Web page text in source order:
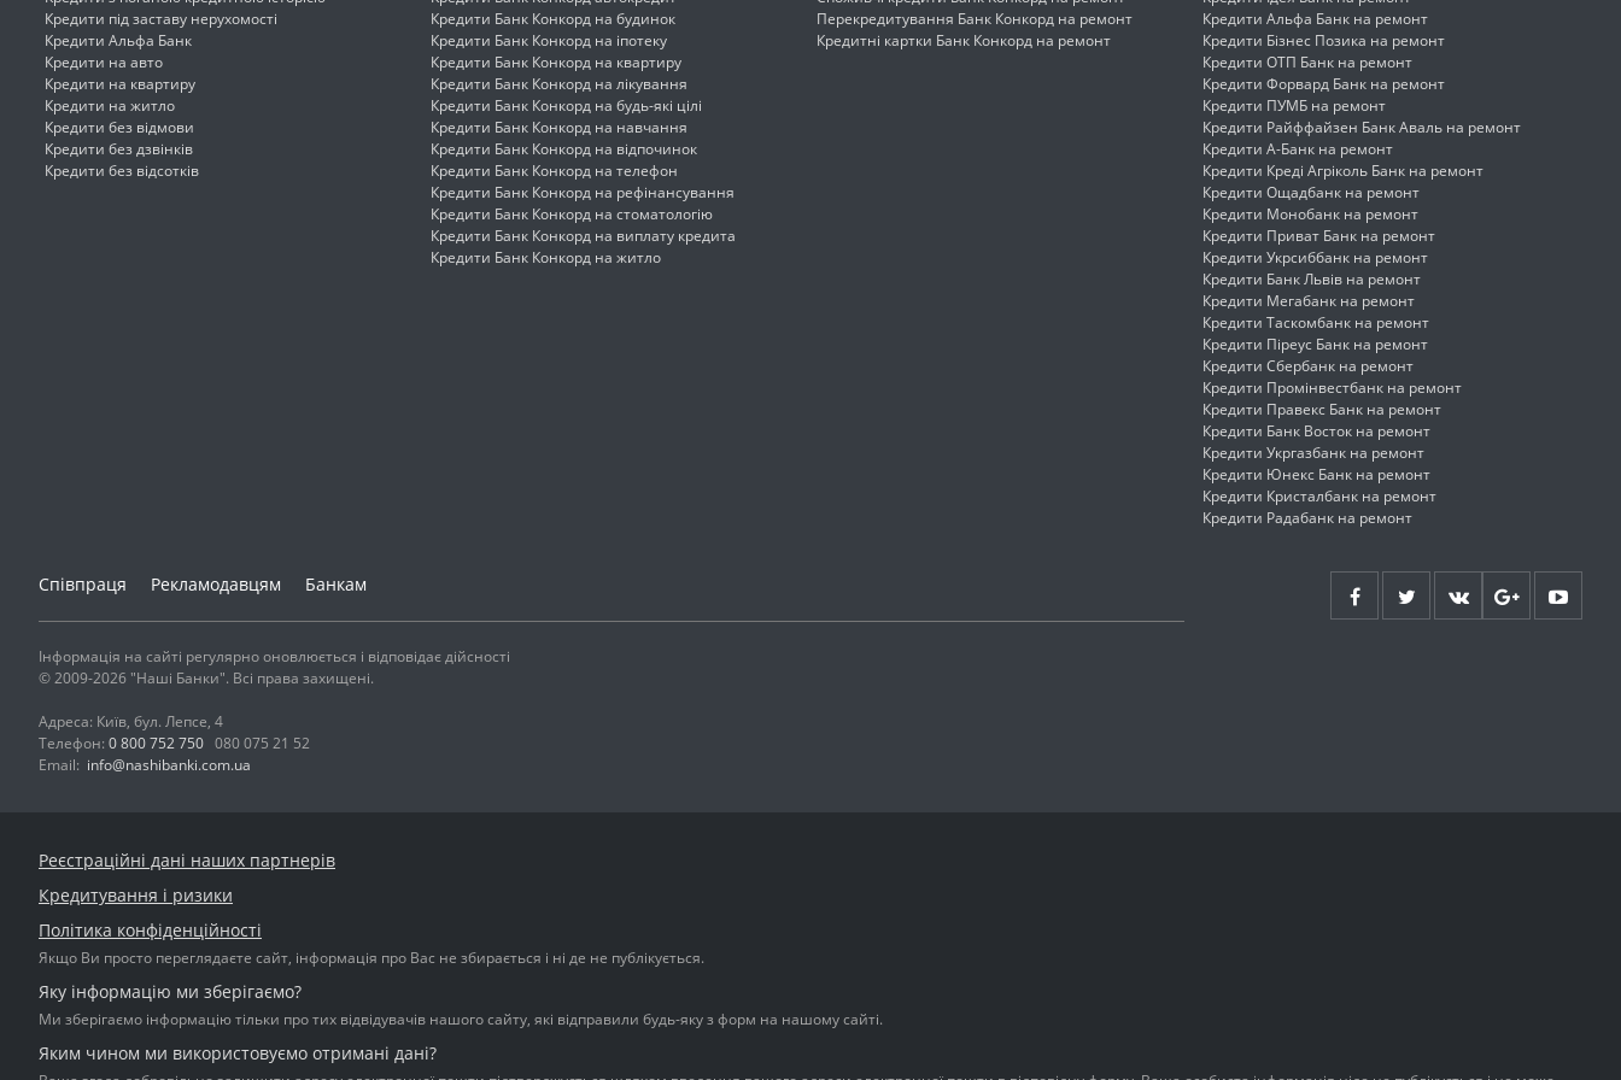
Кредити під заставу нерухомості
Кредити Альфа Банк
Кредити на авто
Кредити на квартиру
Кредити на житло
Кредити без відмови
Кредити без дзвінків
Кредити без відсотків
Кредити Банк Конкорд на будинок
Кредити Банк Конкорд на іпотеку
Кредити Банк Конкорд на квартиру
Кредити Банк Конкорд на лікування
Кредити Банк Конкорд на будь-які цілі
Кредити Банк Конкорд на навчання
Кредити Банк Конкорд на відпочинок
Кредити Банк Конкорд на телефон
Кредити Банк Конкорд на рефінансування
Кредити Банк Конкорд на стоматологію
Кредити Банк Конкорд на виплату кредита
Кредити Банк Конкорд на житло
Перекредитування Банк Конкорд на ремонт
Кредитні картки Банк Конкорд на ремонт
Кредити Альфа Банк на ремонт
Кредити Бізнес Позика на ремонт
Кредити ОТП Банк на ремонт
Кредити Форвард Банк на ремонт
Кредити ПУМБ на ремонт
Кредити Райффайзен Банк Аваль на ремонт
Кредити А-Банк на ремонт
Кредити Креді Агріколь Банк на ремонт
Кредити Ощадбанк на ремонт
Кредити Монобанк на ремонт
Кредити Приват Банк на ремонт
Кредити Укрсиббанк на ремонт
Кредити Банк Львів на ремонт
Кредити Мегабанк на ремонт
Кредити Таскомбанк на ремонт
Кредити Піреус Банк на ремонт
Кредити Сбербанк на ремонт
Кредити Промінвестбанк на ремонт
Кредити Правекс Банк на ремонт
Кредити Банк Восток на ремонт
Кредити Укргазбанк на ремонт
Кредити Юнекс Банк на ремонт
Кредити Кристалбанк на ремонт
Кредити Радабанк на ремонт
Співпраця Рекламодавцям Банкам
Інформація на сайті регулярно оновлюється і відповідає дійсності
© 2009-2026 "Наші Банки". Всі права захищені.
Адреса: Київ, бул. Лепсе, 4
Телефон: 0 800 752 750 080 075 21 52
Email: info@nashibanki.com.ua
Реєстраційні дані наших партнерів
Кредитування і ризики
Політика конфіденційності
Якщо Ви просто переглядаєте сайт, інформація про Вас не збирається і ні де не публікується.
Яку інформацію ми зберігаємо?
Ми зберігаємо інформацію тільки про тих відвідувачів нашого сайту, які відправили будь-яку з форм на нашому сайті.
Яким чином ми використовуємо отримані дані?